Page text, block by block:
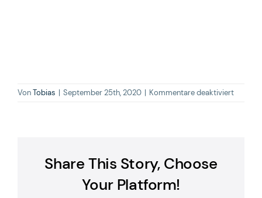
VonTobias September 25th, 2020 Kommentare deaktiviertfür
Share This Story, Choose
Your Platform!